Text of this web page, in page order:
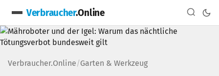
Verbraucher.Online
Verbraucher.Online/Garten & Werkzeug